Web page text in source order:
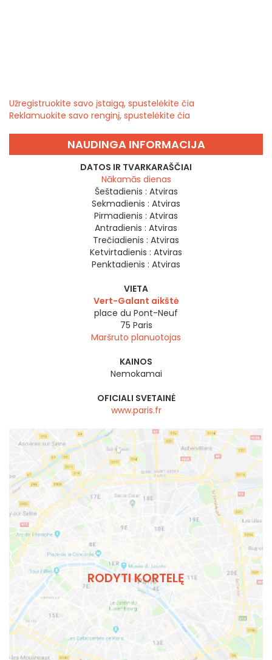
Užregistruokite savo įstaigą, spustelėkite čia
Reklamuokite savo renginį, spustelėkite čia
NAUDINGA INFORMACIJA
DATOS IR TVARKARAŠČIAI
Nākamās dienas
Šeštadienis : Atviras
Sekmadienis : Atviras
Pirmadienis : Atviras
Antradienis : Atviras
Trečiadienis : Atviras
Ketvirtadienis : Atviras
Penktadienis : Atviras
VIETA
Vert-Galant aikštė
place du Pont-Neuf
75 Paris
Maršruto planuotojas
KAINOS
Nemokamai
OFICIALI SVETAINĖ
www.paris.fr
RODYTI KORTELĘ